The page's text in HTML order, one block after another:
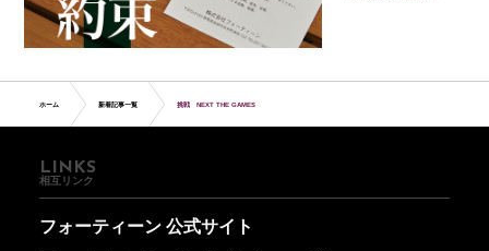
ホーム 新着記事一覧 挑戦 NEXT THE GAMES
LINKS
相互リンク
フォーティーン 公式サイト